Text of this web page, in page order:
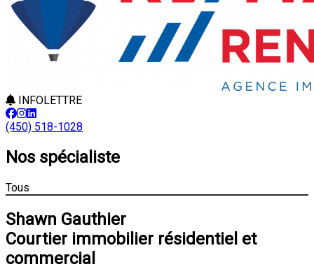
INFOLETTRE
(450) 518-1028
Nos spécialiste
Tous
Shawn Gauthier
Courtier immobilier résidentiel et
commercial